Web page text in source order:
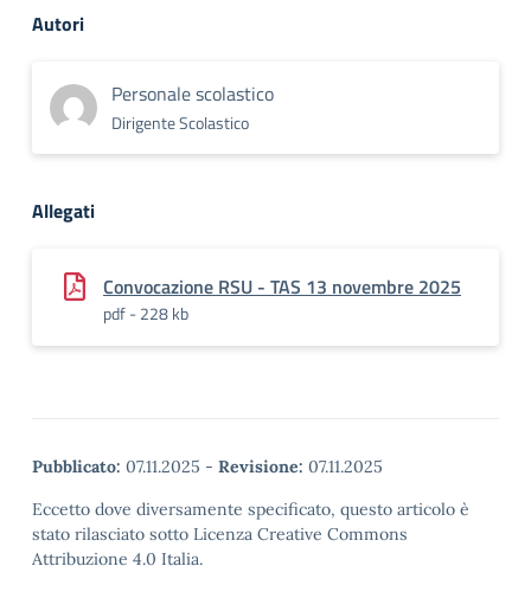
Autori
Personale scolastico
Dirigente Scolastico
Allegati
Convocazione RSU - TAS 13 novembre 2025
pdf - 228 kb
Pubblicato: 07.11.2025 - Revisione: 07.11.2025
Eccetto dove diversamente specificato, questo articolo è
stato rilasciato sotto Licenza Creative Commons
Attribuzione 4.0 Italia.